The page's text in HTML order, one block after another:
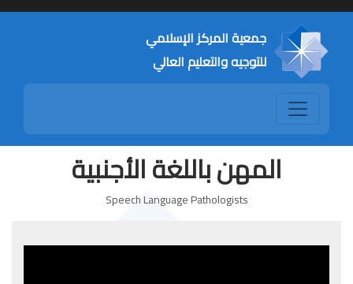
جمعية المركز الإسلامي
للتوجيه والتعليم العالي
المهن باللغة الأجنبية
Speech Language Pathologists